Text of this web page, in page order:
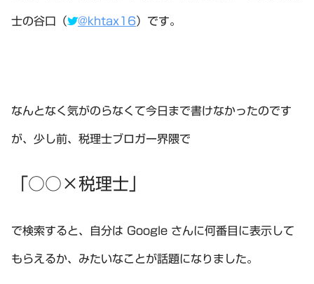
士の谷口（ @khtax16）です。
なんとなく気がのらなくて今日まで書けなかったのです
が、少し前、税理士ブロガー界隈で
「○○×税理士」
で検索すると、自分は Google さんに何番目に表示して
もらえるか、みたいなことが話題になりました。